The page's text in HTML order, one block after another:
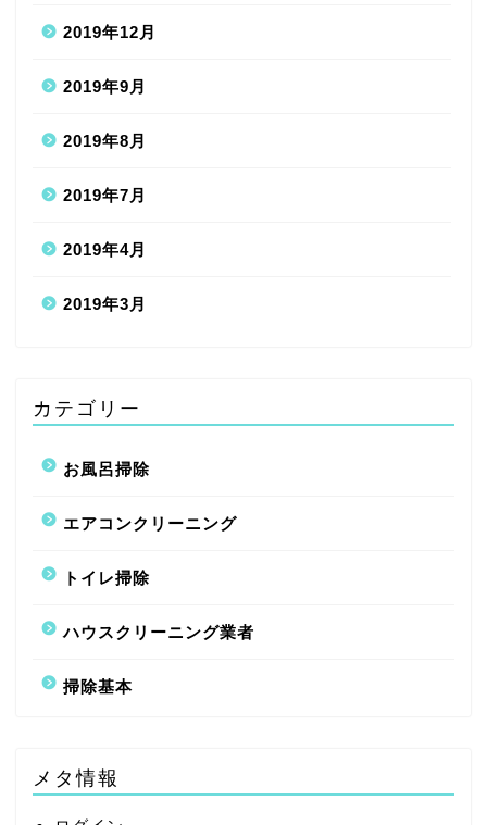
2019年12月
2019年9月
2019年8月
2019年7月
2019年4月
2019年3月
カテゴリー
お風呂掃除
エアコンクリーニング
トイレ掃除
ハウスクリーニング業者
掃除基本
メタ情報